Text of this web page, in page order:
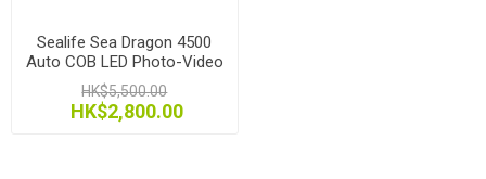
Sealife Sea Dragon 4500
Auto COB LED Photo-Video
Light Head
HK$5,500.00
HK$2,800.00